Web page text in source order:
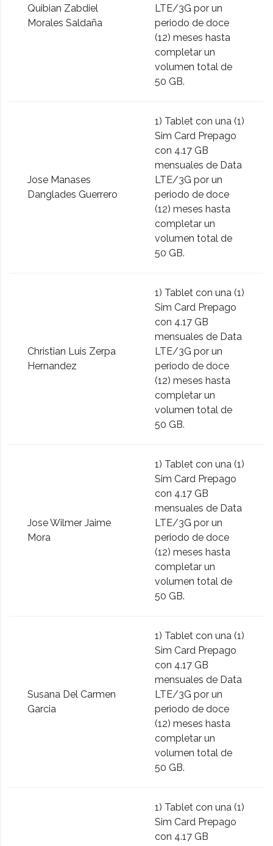
Quibian Zabdiel
Morales Saldaña
LTE/3G por un
periodo de doce
(12) meses hasta
completar un
volumen total de
50 GB.
Jose Manases
Danglades Guerrero
1) Tablet con una (1)
Sim Card Prepago
con 4.17 GB
mensuales de Data
LTE/3G por un
periodo de doce
(12) meses hasta
completar un
volumen total de
50 GB.
Christian Luis Zerpa
Hernandez
1) Tablet con una (1)
Sim Card Prepago
con 4.17 GB
mensuales de Data
LTE/3G por un
periodo de doce
(12) meses hasta
completar un
volumen total de
50 GB.
Jose Wilmer Jaime
Mora
1) Tablet con una (1)
Sim Card Prepago
con 4.17 GB
mensuales de Data
LTE/3G por un
periodo de doce
(12) meses hasta
completar un
volumen total de
50 GB.
Susana Del Carmen
Garcia
1) Tablet con una (1)
Sim Card Prepago
con 4.17 GB
mensuales de Data
LTE/3G por un
periodo de doce
(12) meses hasta
completar un
volumen total de
50 GB.
1) Tablet con una (1)
Sim Card Prepago
con 4.17 GB